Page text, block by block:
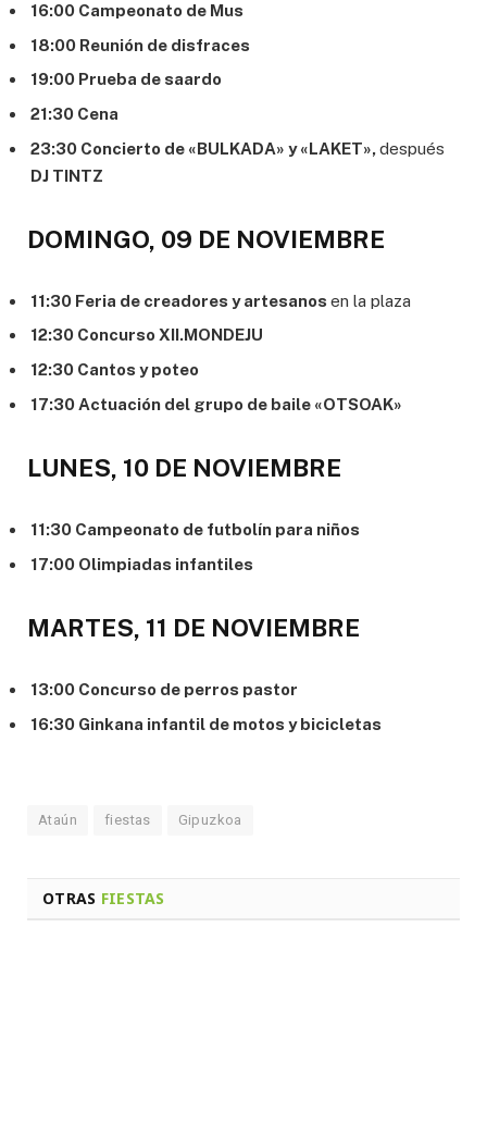
16:00 Campeonato de Mus
18:00 Reunión de disfraces
19:00 Prueba de saardo
21:30 Cena
23:30 Concierto de «BULKADA» y «LAKET»,después
DJ TINTZ
DOMINGO, 09 DE NOVIEMBRE
11:30 Feria de creadores y artesanos en la plaza
12:30 Concurso XII.MONDEJU
12:30 Cantos y poteo
17:30 Actuación del grupo de baile «OTSOAK»
LUNES, 10 DE NOVIEMBRE
11:30 Campeonato de futbolín para niños
17:00 Olimpiadas infantiles
MARTES, 11 DE NOVIEMBRE
13:00 Concurso de perros pastor
16:30 Ginkana infantil de motos y bicicletas
Ataún fiestas Gipuzkoa
OTRAS FIESTAS